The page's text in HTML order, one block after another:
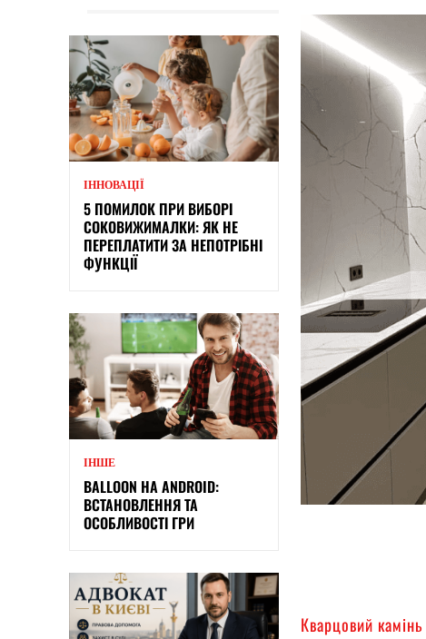
ІННОВАЦІЇ
5 ПОМИЛОК ПРИ ВИБОРІ
СОКОВИЖИМАЛКИ: ЯК НЕ
ПЕРЕПЛАТИТИ ЗА НЕПОТРІБНІ
ФУНКЦІЇ
ІНШЕ
BALLOON НА ANDROID:
ВСТАНОВЛЕННЯ ТА
ОСОБЛИВОСТІ ГРИ
Кварцовий камінь